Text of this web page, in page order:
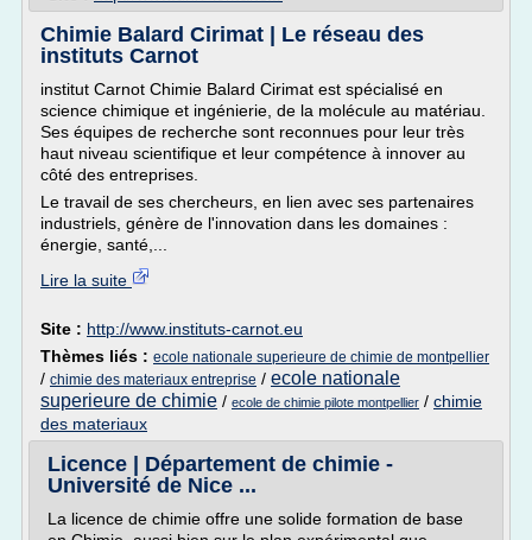
Chimie Balard Cirimat | Le réseau des
instituts Carnot
institut Carnot Chimie Balard Cirimat est spécialisé en
science chimique et ingénierie, de la molécule au matériau.
Ses équipes de recherche sont reconnues pour leur très
haut niveau scientifique et leur compétence à innover au
côté des entreprises.
Le travail de ses chercheurs, en lien avec ses partenaires
industriels, génère de l'innovation dans les domaines :
énergie, santé,...
Lire la suite
Site : http://www.instituts-carnot.eu
Thèmes liés : ecole nationale superieure de chimie de montpellier
/ chimie des materiaux entreprise / ecole nationale
superieure de chimie / ecole de chimie pilote montpellier / chimie
des materiaux
Licence | Département de chimie -
Université de Nice ...
La licence de chimie offre une solide formation de base